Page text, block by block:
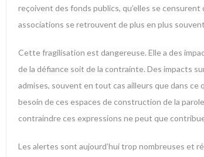
reçoivent des fonds publics, qu’elles se
associations se retrouvent de plus en plus
Cette fragilisation est dangereuse. Elle a des
de la défiance soit de la contrainte. Des impacts
admises, souvent en tout cas ailleurs que dans
besoin de ces espaces de construction de la
contraindre ces expressions ne peut que
Les alertes sont aujourd’hui trop nombreuses et